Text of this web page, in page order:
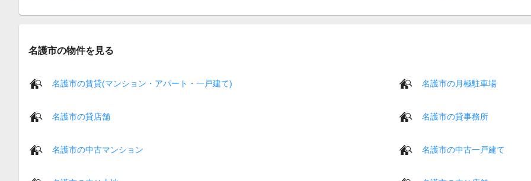
名護市の物件を見る
名護市の賃貸(マンション・アパート・一戸建て) 名護市の月極駐車場
名護市の貸店舗 名護市の貸事務所
名護市の中古マンション 名護市の中古一戸建て